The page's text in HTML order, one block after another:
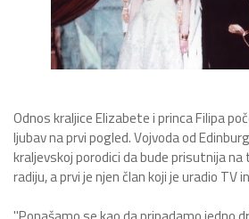
Odnos kraljice Elizabete i princa Filipa
ljubav na prvi pogled. Vojvoda od
kraljevskoj porodici da bude prisutnija
radiju, a prvi je njen član koji je uradio TV